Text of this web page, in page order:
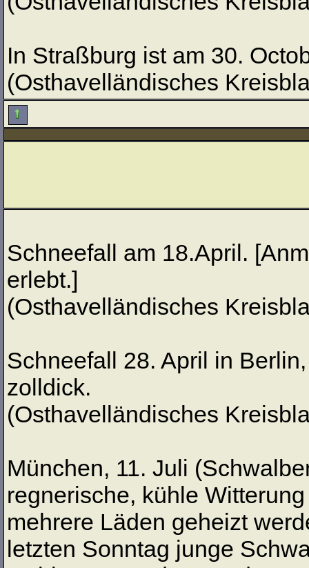
In Straßburg ist am 30.
(Osthavelländisches
Schneefall am 18.April.
erlebt.]
(Osthavelländisches
Schneefall 28. April in
zolldick.
(Osthavelländisches
München, 11. Juli
regnerische, kühle
mehrere Läden geheizt
letzten Sonntag junge